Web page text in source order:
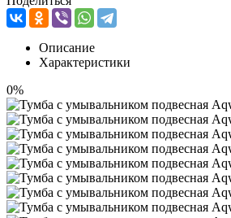
Описание
Характеристики
0%